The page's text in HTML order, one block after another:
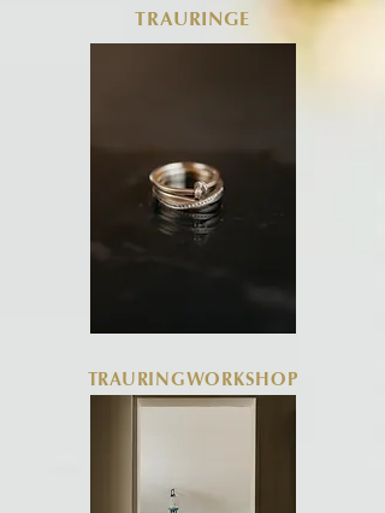
TRAURINGE
TRAURINGWORKSHOP